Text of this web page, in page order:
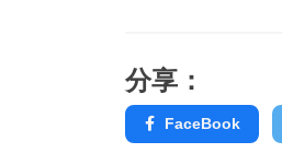
分享：
FaceBook